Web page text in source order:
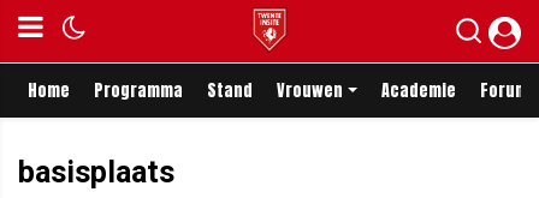
Home Programma Stand Vrouwen Academie Forum
basisplaats